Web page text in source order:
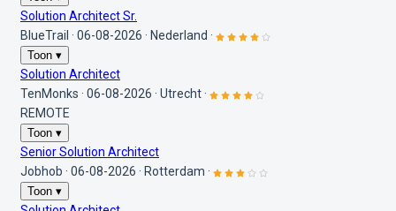
Solution Architect Sr.
BlueTrail · 06-08-2026 · Nederland ·
Toon ▾
Solution Architect
TenMonks · 06-08-2026 · Utrecht ·
REMOTE
Toon ▾
Senior Solution Architect
Jobhob · 06-08-2026 · Rotterdam ·
Toon ▾